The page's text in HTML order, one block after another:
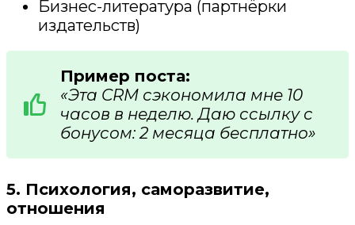
Бизнес-литература (партнёрки
издательств)
Пример поста:
«Эта CRM сэкономила мне 10
часов в неделю. Даю ссылку с
бонусом: 2 месяца бесплатно»
5. Психология, саморазвитие,
отношения